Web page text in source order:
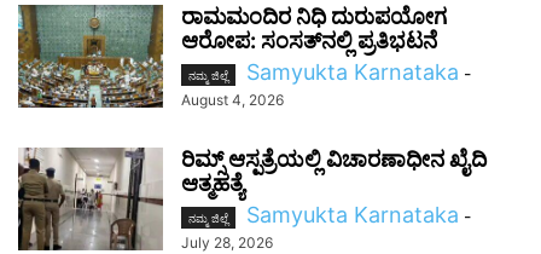
ರಾಮಮಂದಿರ ನಿಧಿ ದುರುಪಯೋಗ
ಆರೋಪ: ಸಂಸತ್‌ನಲ್ಲಿ ಪ್ರತಿಭಟನೆ
ನಮ್ಮ ಜಿಲ್ಲೆ Samyukta Karnataka -
August 4, 2026
ರಿಮ್ಸ್ ಆಸ್ಪತ್ರೆಯಲ್ಲಿ ವಿಚಾರಣಾಧೀನ ಖೈದಿ
ಆತ್ಮಹತ್ಯೆ
ನಮ್ಮ ಜಿಲ್ಲೆ Samyukta Karnataka -
July 28, 2026